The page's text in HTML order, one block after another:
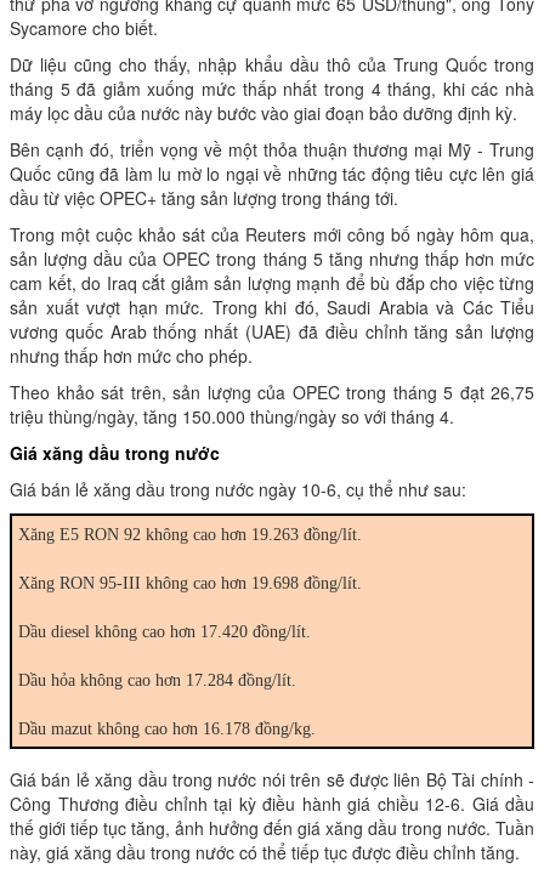
Sycamore cho biết.
Dữ liệu cũng cho thấy, nhập khẩu dầu thô của Trung Quốc trong
tháng 5 đã giảm xuống mức thấp nhất trong 4 tháng, khi các nhà
máy lọc dầu của nước này bước vào giai đoạn bảo dưỡng định kỳ.
Bên cạnh đó, triển vọng về một thỏa thuận thương mại Mỹ - Trung
Quốc cũng đã làm lu mờ lo ngại về những tác động tiêu cực lên giá
dầu từ việc OPEC+ tăng sản lượng trong tháng tới.
Trong một cuộc khảo sát của Reuters mới công bố ngày hôm qua,
sản lượng dầu của OPEC trong tháng 5 tăng nhưng thấp hơn mức
cam kết, do Iraq cắt giảm sản lượng mạnh để bù đắp cho việc từng
sản xuất vượt hạn mức. Trong khi đó, Saudi Arabia và Các Tiểu
vương quốc Arab thống nhất (UAE) đã điều chỉnh tăng sản lượng
nhưng thấp hơn mức cho phép.
Theo khảo sát trên, sản lượng của OPEC trong tháng 5 đạt 26,75
triệu thùng/ngày, tăng 150.000 thùng/ngày so với tháng 4.
Giá xăng dầu trong nước
Giá bán lẻ xăng dầu trong nước ngày 10-6, cụ thể như sau:
Xăng E5 RON 92 không cao hơn 19.263 đồng/lít.
Xăng RON 95-III không cao hơn 19.698 đồng/lít.
Dầu diesel không cao hơn 17.420 đồng/lít.
Dầu hỏa không cao hơn 17.284 đồng/lít.
Dầu mazut không cao hơn 16.178 đồng/kg.
Giá bán lẻ xăng dầu trong nước nói trên sẽ được liên Bộ Tài chính -
Công Thương điều chỉnh tại kỳ điều hành giá chiều 12-6. Giá dầu
thế giới tiếp tục tăng, ảnh hưởng đến giá xăng dầu trong nước. Tuần
này, giá xăng dầu trong nước có thể tiếp tục được điều chỉnh tăng.